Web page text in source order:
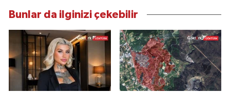
Bunlar da ilginizi çekebilir